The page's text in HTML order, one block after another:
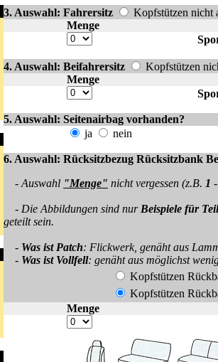
3. Auswahl: Fahrersitz Kopfstützen nicht
Menge
4. Auswahl: Beifahrersitz Kopfstützen
Menge
5. Auswahl: Seitenairbag vorhanden?
ja
nein
6. Auswahl: Rücksitzbezug Rücksitzbank
- Auswahl "Menge" nicht vergessen (z.B. 1 -
- Die Abbildungen sind nur Beispiele für
geteilt sein.
- Was ist Patch: Flickwerk, genäht aus
- Was ist Vollfell: genäht aus möglichst
Kopfstützen
Kopfstützen
Menge